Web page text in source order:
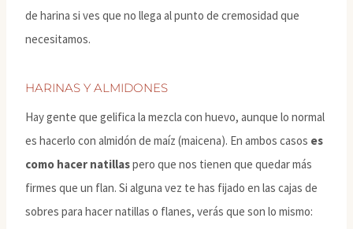
de harina si ves que no llega al punto de cremosidad que
necesitamos.
HARINAS Y ALMIDONES
Hay gente que gelifica la mezcla con huevo, aunque lo normal
es hacerlo con almidón de maíz (maicena). En ambos casos es
como hacer natillaspero que nos tienen que quedar más
firmes que un flan. Si alguna vez te has fijado en las cajas de
sobres para hacer natillas o flanes, verás que son lo mismo: